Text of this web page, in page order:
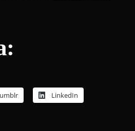
LinkedIn